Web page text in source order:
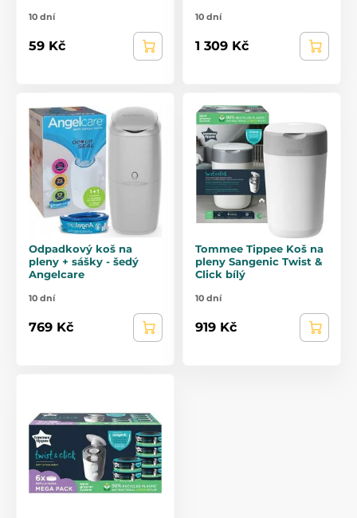
10 dní
59 Kč
10 dní
1 309 Kč
Odpadkový koš na
pleny + sášky - šedý
Angelcare
10 dní
769 Kč
Tommee Tippee Koš na
pleny Sangenic Twist &
Click bílý
10 dní
919 Kč